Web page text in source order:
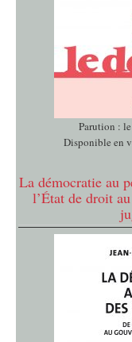
Parution :
Disponible en
La démocratie au
l’État de droit